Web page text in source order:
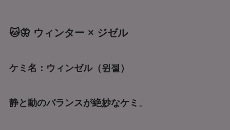
🐱🦋 ウィンター × ジゼル
ケミ名：ウィンゼル（윈젤）
静と動のバランスが絶妙なケミ 。